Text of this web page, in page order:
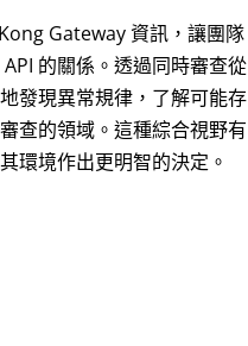
Gateway 資訊，讓團隊
的關係。透過同時審查從
發現異常規律，了解可能存
查的領域。這種綜合視野有
環境作出更明智的決定。